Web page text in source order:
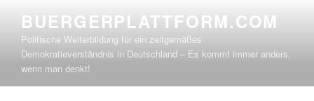
springen
BUERGERPLATTFORM.COM
Politische Weiterbildung für ein zeitgemäßes
Demokratieverständnis in Deutschland – Es kommt immer anders,
wenn man denkt!